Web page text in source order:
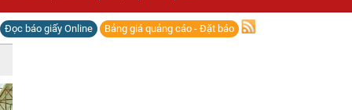
Đọc báo giấy Online Bảng giá quảng cáo - Đặt báo